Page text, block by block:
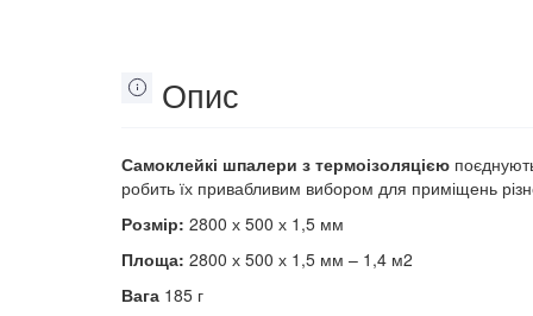
Опис
Самоклейкі шпалери з термоізоляцією
робить їх привабливим вибором для приміщень
Розмір: 2800 х 500 х 1,5 мм
Площа: 2800 х 500 х 1,5 мм – 1,4 м2
Вага 185 г